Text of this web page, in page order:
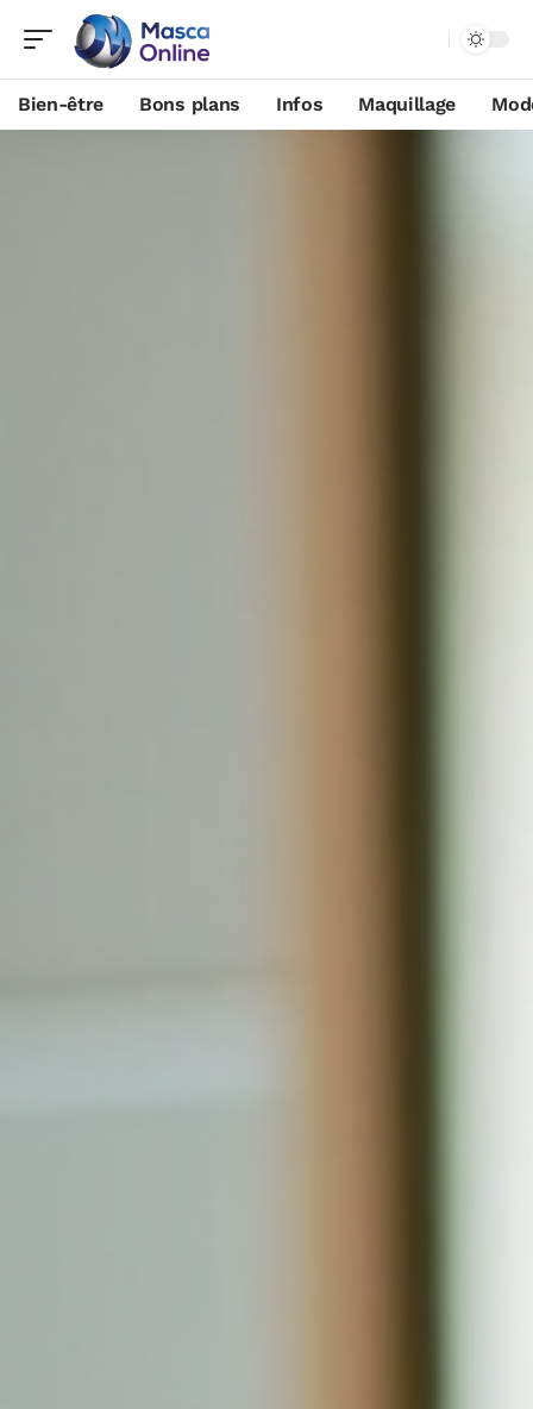
Bien-être Bons plans Infos Maquillage